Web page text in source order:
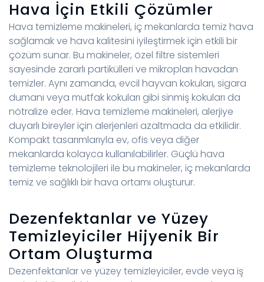
Hava İçin Etkili Çözümler
Hava temizleme makineleri, iç mekanlarda temiz hava
sağlamak ve hava kalitesini iyileştirmek için etkili bir
çözüm sunar. Bu makineler, özel filtre sistemleri
sayesinde zararlı partikülleri ve mikropları havadan
temizler. Aynı zamanda, evcil hayvan kokuları, sigara
dumanı veya mutfak kokuları gibi sinmiş kokuları da
nötralize eder. Hava temizleme makineleri, alerjiye
duyarlı bireyler için alerjenleri azaltmada da etkilidir.
Kompakt tasarımlarıyla ev, ofis veya diğer
mekanlarda kolayca kullanılabilirler. Güçlü hava
temizleme teknolojileri ile bu makineler, iç mekanlarda
temiz ve sağlıklı bir hava ortamı oluşturur.
Dezenfektanlar ve Yüzey
Temizleyiciler Hijyenik Bir
Ortam Oluşturma
Dezenfektanlar ve yüzey temizleyiciler, evde veya iş